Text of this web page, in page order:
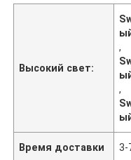
Высокий свет:
,
,
Время доставки 3-